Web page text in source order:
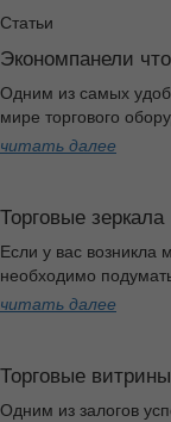
Статьи
Экономпанели
Одним из самых
мире торгового
читать далее
Торговые зеркала
Если у вас возникла
необходимо
читать далее
Торговые
Одним из залогов